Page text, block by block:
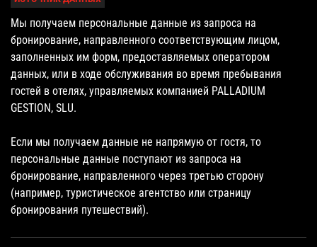
Мы получаем персональные данные из запроса на
бронирование, направленного соответствующим лицом,
заполненных им форм, предоставляемых оператором
данных, или в ходе обслуживания во время пребывания
гостей в отелях, управляемых компанией PALLADIUM
GESTION, SLU.
Если мы получаем данные не напрямую от гостя, то
персональные данные поступают из запроса на
бронирование, направленного через третью сторону
(например, туристическое агентство или страницу
бронирования путешествий).